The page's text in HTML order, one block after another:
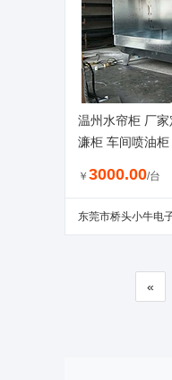
温州水帘柜 厂
濂柜 车间喷油柜
￥ 3000.00/台
«